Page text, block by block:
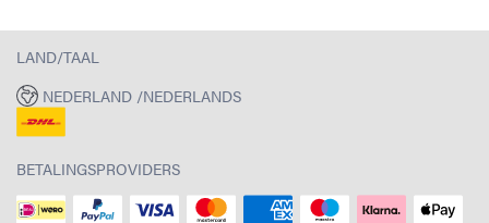
LAND/TAAL
NEDERLAND /NEDERLANDS
BETALINGSPROVIDERS